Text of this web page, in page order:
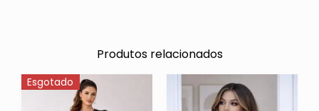
Produtos relacionados
Esgotado